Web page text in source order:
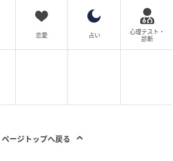
後の維持費”まで想像する必
、憧れや豪華な共用施設だけで判
ながることがあります。特に、コ
来的に管理費へ大きく影響しやす
恋愛 占い
心理テスト・
診断
ページトップへ戻る